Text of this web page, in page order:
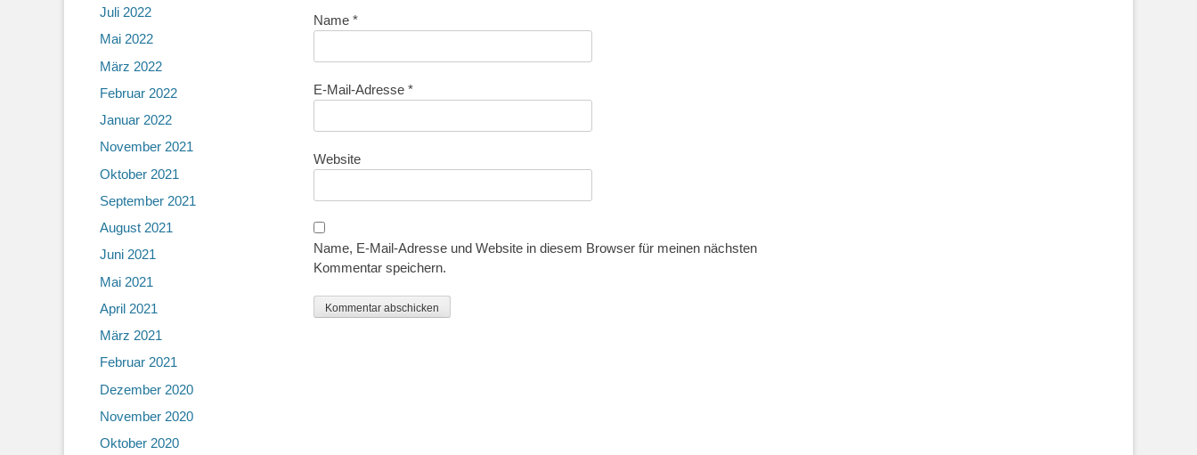
Name *
E-Mail-Adresse *
Website
Name, E-Mail-Adresse und Website in diesem Browser für meinen nächsten
Kommentar speichern.
Juli 2022
Mai 2022
März 2022
Februar 2022
Januar 2022
November 2021
Oktober 2021
September 2021
August 2021
Juni 2021
Mai 2021
April 2021
März 2021
Februar 2021
Dezember 2020
November 2020
Oktober 2020